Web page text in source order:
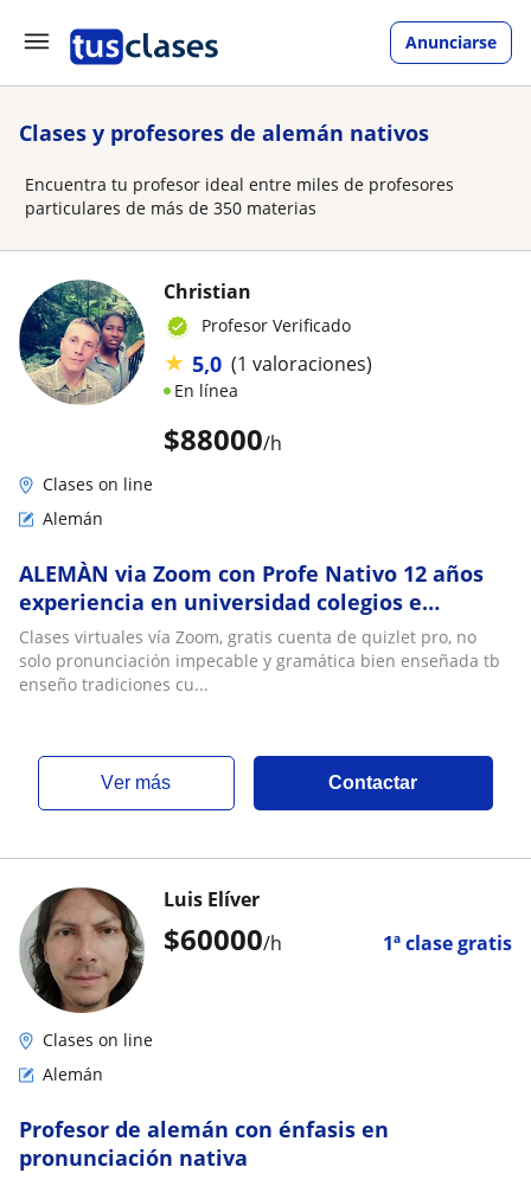
Anunciarse
Clases y profesores de alemán nativos
Encuentra tu profesor ideal entre miles de profesores
particulares de más de 350 materias
$88000/h
Christian
Profesor Verificado
★ 5,0 (1 valoraciones)
En línea
Clases on line
Alemán
ALEMÀN via Zoom con Profe Nativo 12 años
experiencia en universidad colegios e
institutos solo en Colombia
Clases virtuales vía Zoom, gratis cuenta de quizlet pro, no
solo pronunciación impecable y gramática bien enseñada tb
enseño tradiciones cu...
ver más Contactar
$60000/h 1ª clase gratis
Luis Elíver
Clases on line
Alemán
Profesor de alemán con énfasis en
pronunciación nativa